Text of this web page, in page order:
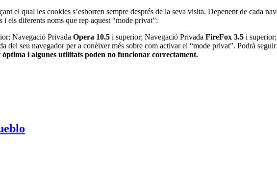
el qual les cookies s’esborren sempre després de la seva visita. Depenent de cada
els diferents noms que rep aquest “mode privat”:
Navegació Privada Opera 10.5 i superior; Navegació Privada FireFox 3.5 i
del seu navegador per a conèixer més sobre com activar el “mode privat”. Podrà
i algunes utilitats poden no funcionar correctament.